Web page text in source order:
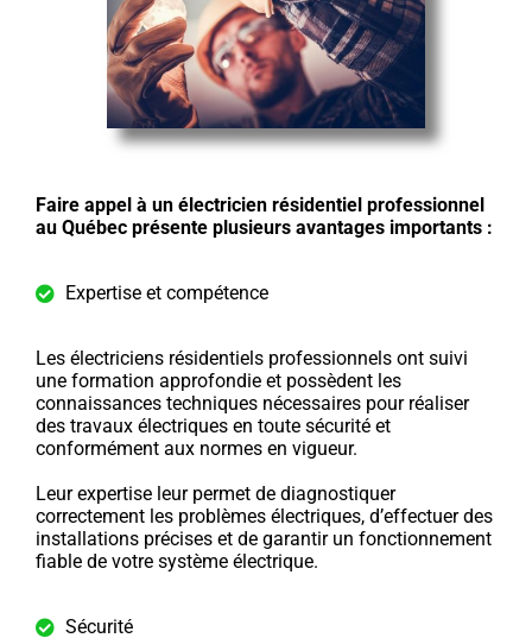
Faire appel à un électricien résidentiel professionnel
au Québec présente plusieurs avantages importants :
Expertise et compétence
Les électriciens résidentiels professionnels ont suivi
une formation approfondie et possèdent les
connaissances techniques nécessaires pour réaliser
des travaux électriques en toute sécurité et
conformément aux normes en vigueur.
Leur expertise leur permet de diagnostiquer
correctement les problèmes électriques, d’effectuer des
installations précises et de garantir un fonctionnement
fiable de votre système électrique.
Sécurité